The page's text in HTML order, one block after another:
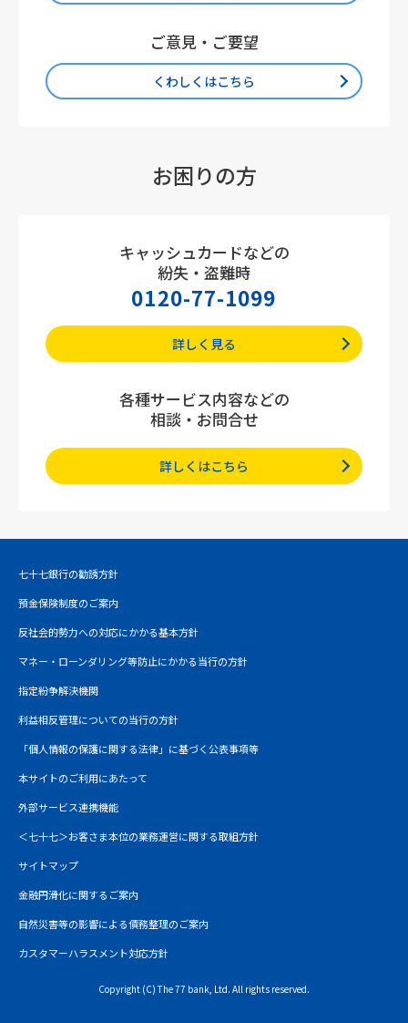
ご意見・ご要望
くわしくはこちら
お困りの方
キャッシュカードなどの
紛失・盗難時
0120-77-1099
詳しく見る
各種サービス内容などの
相談・お問合せ
詳しくはこちら
七十七銀行の勧誘方針
預金保険制度のご案内
反社会的勢力への対応にかかる基本方針
マネー・ローンダリング等防止にかかる当行の方針
指定紛争解決機関
利益相反管理についての当行の方針
「個人情報の保護に関する法律」に基づく公表事項等
本サイトのご利用にあたって
外部サービス連携機能
＜七十七＞お客さま本位の業務運営に関する取組方針
サイトマップ
金融円滑化に関するご案内
自然災害等の影響による債務整理のご案内
カスタマーハラスメント対応方針
Copyright (C) The 77 bank, Ltd. All rights reserved.